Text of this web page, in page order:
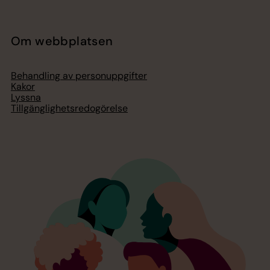
Om webbplatsen
Behandling av personuppgifter
Kakor
Lyssna
Tillgänglighetsredogörelse